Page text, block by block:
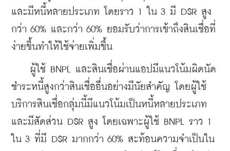
และมีหนี้หลายประเภท โดยราว 1 ใน 3 มี DSR สูง
กว่า 60% และกว่า 60% ยอมรับว่าการเข้าถึงสินเชื่อที่
ง่ายขึ้นทำให้ใช้จ่ายเพิ่มขึ้น
ผู้ใช้ BNPL และสินเชื่อผ่านแอปมีแนวโน้มผิดนัด
ชำระหนี้สูงกว่าสินเชื่ออื่นอย่างมีนัยสำคัญ โดยผู้ใช้
บริการสินเชื่อกลุ่มนี้มีแนวโน้มเป็นหนี้หลายประเภท
และมีสัดส่วน DSR สูง โดยเฉพาะผู้ใช้ BNPL ราว 1
ใน 3 ที่มี DSR มากกว่า 60% สะท้อนความจำเป็นใน